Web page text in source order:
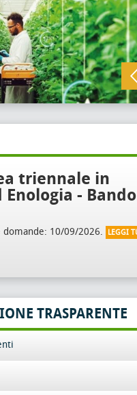
triennale in
-
domande: 10/09/2026. LEGGI
TRASPARENTE